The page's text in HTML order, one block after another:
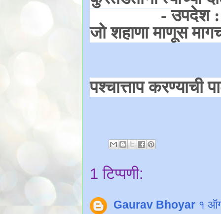
-उपदेश :
जो शहाणा माणूस
पश्चात्ताप करण्याची
1 टिप्पणी:
Gaurav Bhoyar १